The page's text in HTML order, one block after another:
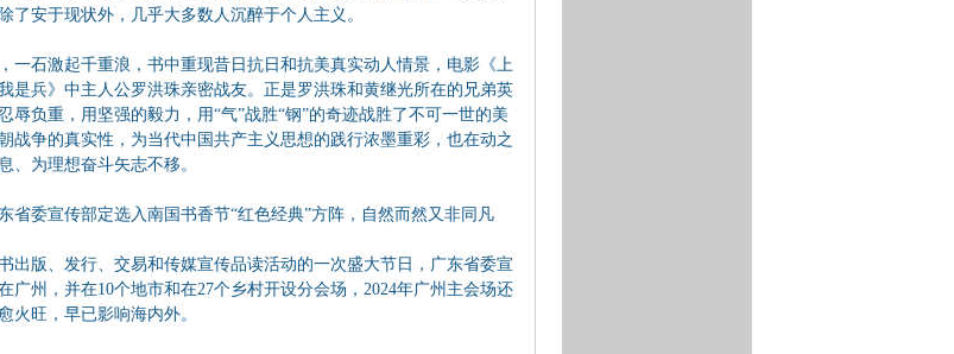
安于现状外，几乎大多数人沉醉于个人主义。
一石激起千重浪，书中重现昔日抗日和抗美真实动人情景，电影《上
是兵》中主人公罗洪珠亲密战友。正是罗洪珠和黄继光所在的兄弟英
负重，用坚强的毅力，用“气”战胜“钢”的奇迹战胜了不可一世的美
战争的真实性，为当代中国共产主义思想的践行浓墨重彩，也在动之
、为理想奋斗矢志不移。
省委宣传部定选入南国书香节“红色经典”方阵，自然而然又非同凡
出版、发行、交易和传媒宣传品读活动的一次盛大节日，广东省委宣
州，并在10个地市和在27个乡村开设分会场，2024年广州主会场还
火旺，早已影响海内外。